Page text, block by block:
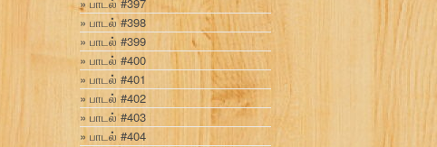
பாடல் #398
பாடல் #399
பாடல் #400
பாடல் #401
பாடல் #402
பாடல் #403
பாடல் #404